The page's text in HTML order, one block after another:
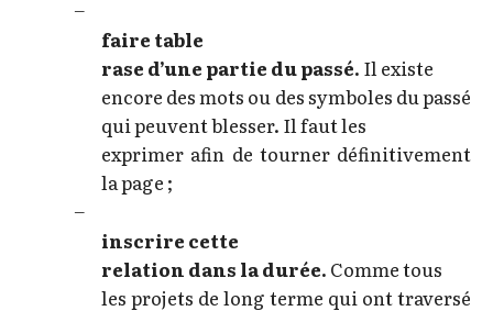
–
faire table
rase d’une partie du passé. Il existe
encore des mots ou des symboles du passé
qui peuvent blesser. Il faut les
exprimer afin de tourner définitivement
la page ;
–
inscrire cette
relation dans la durée. Comme tous
les projets de long terme qui ont traversé